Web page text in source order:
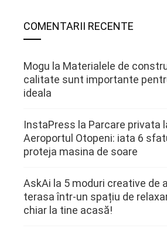
COMENTARII RECENTE
Mogu la Materialele de
calitate sunt importante
ideala
InstaPress la Parcare privata
Aeroportul Otopeni: iata 6
proteja masina de soare
AskAi la 5 moduri creative de
terasa într-un spațiu de
chiar la tine acasă!